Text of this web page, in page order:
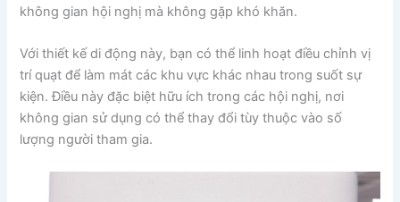
không gian hội nghị mà không gặp khó khăn.
Với thiết kế di động này, bạn có thể linh hoạt điều chỉnh vị
trí quạt để làm mát các khu vực khác nhau trong suốt sự
kiện. Điều này đặc biệt hữu ích trong các hội nghị, nơi
không gian sử dụng có thể thay đổi tùy thuộc vào số
lượng người tham gia.